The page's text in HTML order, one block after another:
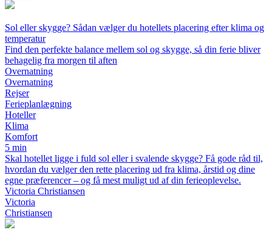
Sol eller skygge? Sådan vælger du hotellets placering efter klima og
temperatur
Find den perfekte balance mellem sol og skygge, så din ferie bliver
behagelig fra morgen til aften
Overnatning
Overnatning
Rejser
Ferieplanlægning
Hoteller
Klima
Komfort
5 min
Skal hotellet ligge i fuld sol eller i svalende skygge? Få gode råd til,
hvordan du vælger den rette placering ud fra klima, årstid og dine
egne præferencer – og få mest muligt ud af din ferieoplevelse.
Victoria Christiansen
Victoria
Christiansen